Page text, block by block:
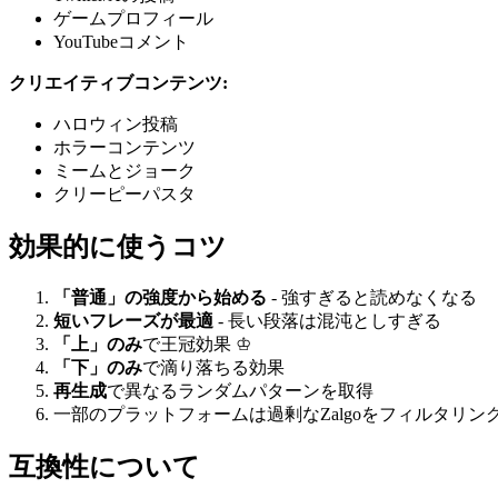
ゲームプロフィール
YouTubeコメント
クリエイティブコンテンツ:
ハロウィン投稿
ホラーコンテンツ
ミームとジョーク
クリーピーパスタ
効果的に使うコツ
「普通」の強度から始める - 強すぎると読めなくなる
短いフレーズが最適 - 長い段落は混沌としすぎる
「上」のみで王冠効果 ♔
「下」のみで滴り落ちる効果
再生成で異なるランダムパターンを取得
一部のプラットフォームは過剰なZalgoをフィルタリン
互換性について